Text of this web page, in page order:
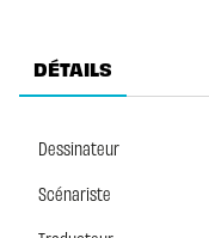
DÉTAILS
Dessinateur
Scénariste